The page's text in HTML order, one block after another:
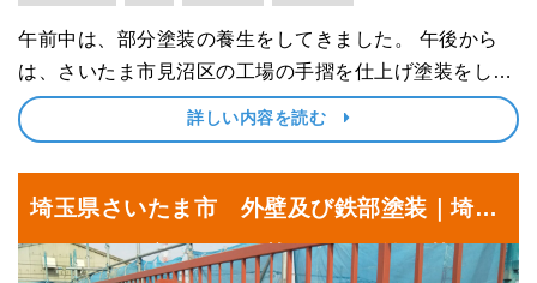
午前中は、部分塗装の養生をしてきました。 午後から
は、さいたま市見沼区の工場の手摺を仕上げ塗装をしま
した。 あと半分くらいありますが、明日もキレイに仕上
げ塗装をします！･･･
詳しい内容を読む
埼玉県さいたま市 外壁及び鉄部塗装｜埼玉
県さいたま市見沼区の某工場にて塗り替えリ